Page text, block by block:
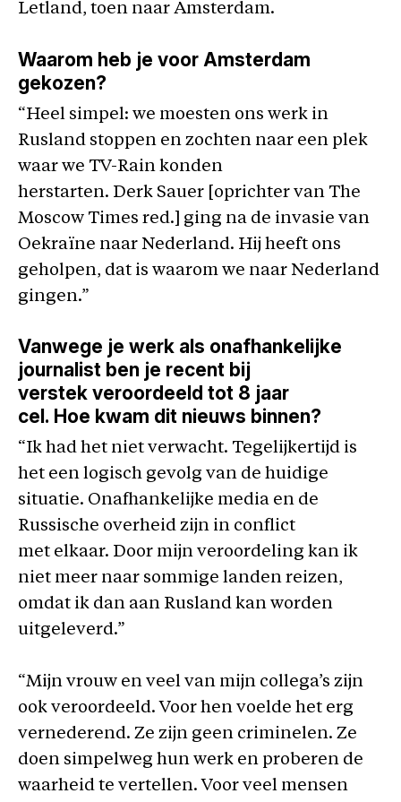
Letland, toen naar Amsterdam.
Waarom heb je voor Amsterdam
gekozen?
“Heel simpel: we moesten ons werk in
Rusland stoppen en zochten naar een plek
waar we TV-Rain konden
herstarten. Derk Sauer [oprichter van The
Moscow Times red.] ging na de invasie van
Oekraïne naar Nederland. Hij heeft ons
geholpen, dat is waarom we naar Nederland
gingen.”
Vanwege je werk als onafhankelijke
journalist ben je recent bij
verstek veroordeeld tot 8 jaar
cel. Hoe kwam dit nieuws binnen?
“Ik had het niet verwacht. Tegelijkertijd is
het een logisch gevolg van de huidige
situatie. Onafhankelijke media en de
Russische overheid zijn in conflict
met elkaar. Door mijn veroordeling kan ik
niet meer naar sommige landen reizen,
omdat ik dan aan Rusland kan worden
uitgeleverd.”
“Mijn vrouw en veel van mijn collega’s zijn
ook veroordeeld. Voor hen voelde het erg
vernederend. Ze zijn geen criminelen. Ze
doen simpelweg hun werk en proberen de
waarheid te vertellen. Voor veel mensen